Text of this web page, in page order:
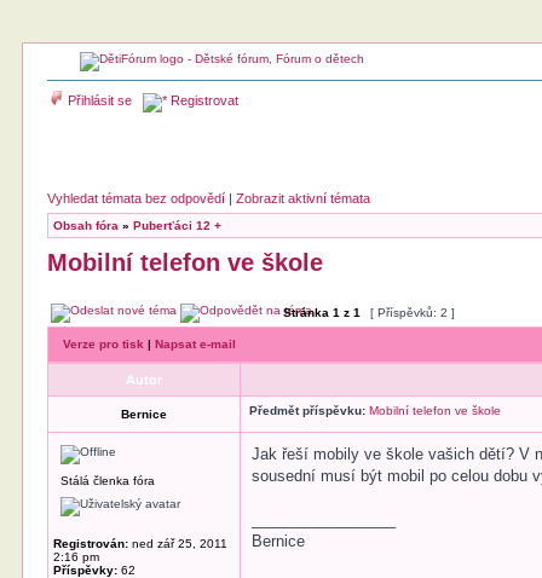
Přihlásit se Registrovat
Vyhledat témata bez odpovědí |Zobrazit aktivní témata
Obsah fóra »Puberťáci 12 +
Mobilní telefon ve škole
Stránka1 z1 [ Příspěvků: 2 ]
Verze pro tisk |Napsat e-mail
Autor
Bernice Předmět příspěvku: Mobilní telefon ve škole
Stálá členka fóra
Registrován: ned zář 25, 2011
2:16 pm
Příspěvky: 62
Jak řeší mobily ve škole vašich dětí? V
sousední musí být mobil po celou dobu
Bernice